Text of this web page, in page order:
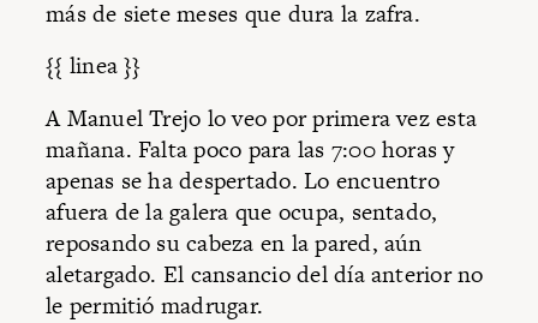
más de siete meses que dura la zafra.
{{ linea }}
A Manuel Trejo lo veo por primera vez esta
mañana. Falta poco para las 7:00 horas y
apenas se ha despertado. Lo encuentro
afuera de la galera que ocupa, sentado,
reposando su cabeza en la pared, aún
aletargado. El cansancio del día anterior no
le permitió madrugar.